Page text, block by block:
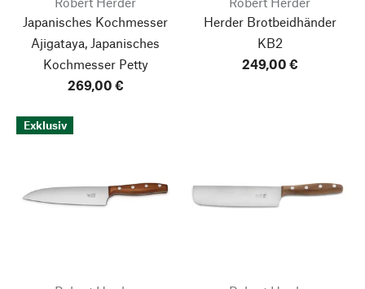
Japanisches Kochmesser
Ajigataya, Japanisches
Kochmesser Petty
269,00 €
Herder Brotbeidhänder
KB2
249,00 €
Exklusiv